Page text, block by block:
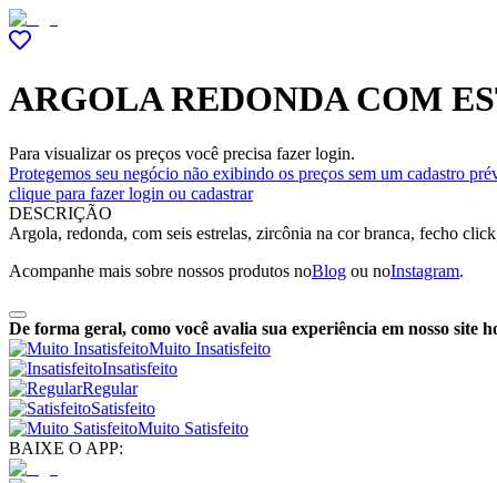
ARGOLA REDONDA COM
Para visualizar os preços você precisa fazer login.
Protegemos seu negócio não exibindo os preços sem um cadastro
clique para fazer login ou cadastrar
DESCRIÇÃO
Argola, redonda, com seis estrelas, zircônia na cor branca, fecho
Acompanhe mais sobre nossos produtos noBlog ou noInstagram.
De forma geral, como você avalia sua experiência em nosso site
Muito Insatisfeito
Insatisfeito
Regular
Satisfeito
Muito Satisfeito
BAIXE O APP: